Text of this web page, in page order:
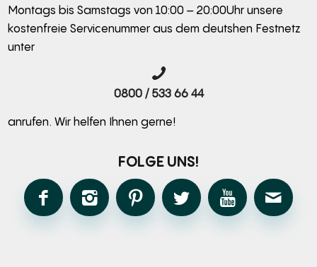
Montags bis Samstags von 10:00 – 20:00Uhr unsere
kostenfreie Servicenummer aus dem deutshen Festnetz
unter
0800 / 533 66 44
anrufen. Wir helfen Ihnen gerne!
FOLGE UNS!